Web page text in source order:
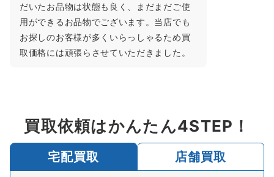
だいたお品物は状態も良く、まだまだご使
用ができるお品物でございます。当店でも
お探しのお客様が多くいらっしゃるため買
取価格には頑張らさせていただきました。
買取依頼はかんたん4STEP！
宅配買取 店舗買取